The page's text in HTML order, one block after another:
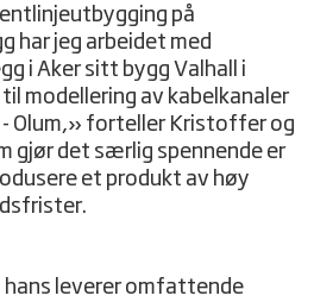
på
har jeg arbeidet med
i Aker sitt bygg Valhall i
modellering av kabelkanaler
- Olum,» forteller Kristoffer og
gjør det særlig spennende er
et produkt av høy
leverer omfattende